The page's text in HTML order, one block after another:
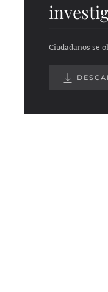
Ciudadanos se